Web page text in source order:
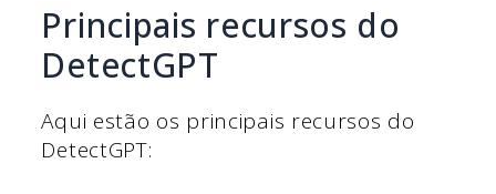
Principais recursos do
DetectGPT
Aqui estão os principais recursos do
DetectGPT: